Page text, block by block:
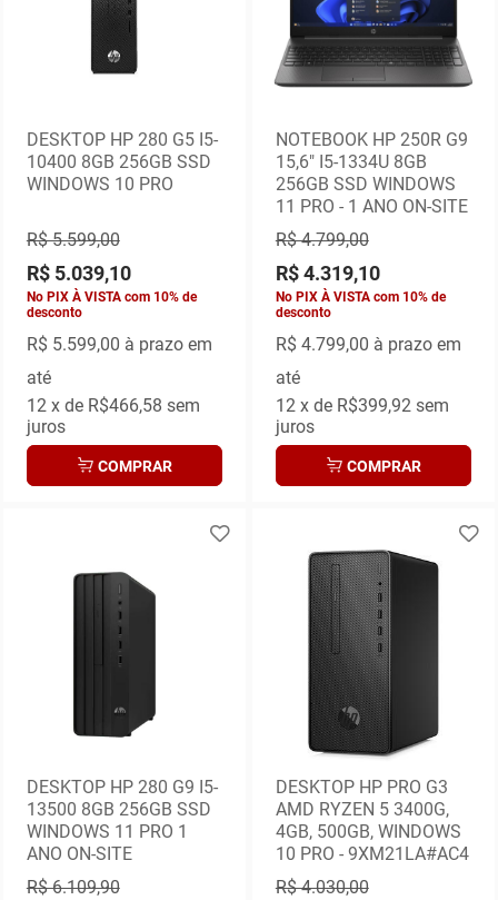
DESKTOP HP 280 G5 I5-
10400 8GB 256GB SSD
WINDOWS 10 PRO
R$ 5.599,00
R$ 5.039,10
No PIX À VISTA com 10% de
desconto
R$ 5.599,00 à prazo em
até
12x de R$466,58 sem
juros
COMPRAR
NOTEBOOK HP 250R G9
15,6" I5-1334U 8GB
256GB SSD WINDOWS
11 PRO - 1 ANO ON-SITE
R$ 4.799,00
R$ 4.319,10
No PIX À VISTA com 10% de
desconto
R$ 4.799,00 à prazo em
até
12x de R$399,92sem
juros
COMPRAR
DESKTOP HP 280 G9 I5-
13500 8GB 256GB SSD
WINDOWS 11 PRO 1
ANO ON-SITE
R$ 6.109,90
DESKTOP HP PRO G3
AMD RYZEN 5 3400G,
4GB, 500GB, WINDOWS
10 PRO - 9XM21LA#AC4
R$ 4.030,00